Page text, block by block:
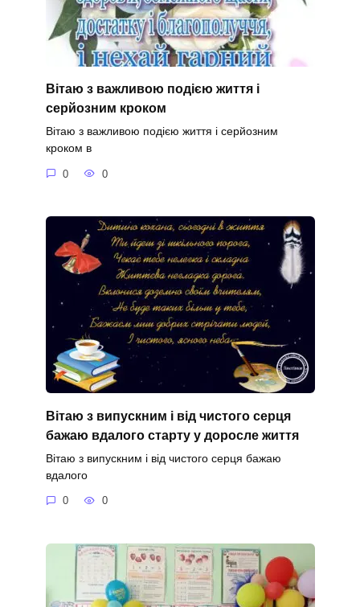
Вітаю з важливою подією життя і
серйозним кроком
Вітаю з важливою подією життя і серйозним
кроком в
0 0
Вітаю з випускним і від чистого серця
бажаю вдалого старту у доросле життя
Вітаю з випускним і від чистого серця бажаю
вдалого
0 0